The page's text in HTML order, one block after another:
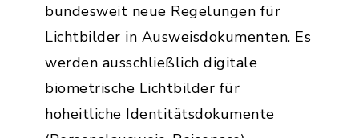
bundesweit neue Regelungen für
Lichtbilder in Ausweisdokumenten. Es
werden ausschließlich digitale
biometrische Lichtbilder für
hoheitliche Identitätsdokumente